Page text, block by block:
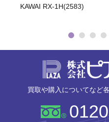
KAWAI RX-1H(2583)
買取や購入についてなど